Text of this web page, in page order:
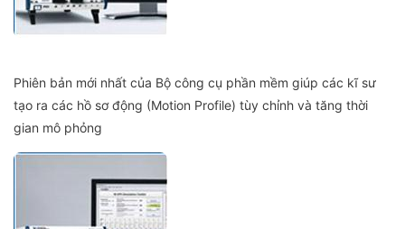
Phiên bản mới nhất của Bộ công cụ phần mềm giúp các kĩ sư
tạo ra các hồ sơ động (Motion Profile) tùy chỉnh và tăng thời
gian mô phỏng